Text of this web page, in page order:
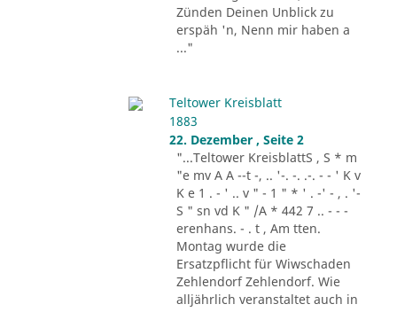
Zünden Deinen Unblick zu
erspäh 'n, Nenn mir haben a
..."
Teltower Kreisblatt
1883
22. Dezember , Seite 2
"...Teltower KreisblattS , S * m
"e mv A A --t -, .. '-. -. .-. - - ' K v
K e 1 . - ' .. v " - 1 " * ' . -' - , . '-
S " sn vd K " /A * 442 7 .. - - -
erenhans. - . t , Am tten.
Montag wurde die
Ersatzpflicht für Wiwschaden
Zehlendorf Zehlendorf. Wie
alljährlich veranstaltet auch in